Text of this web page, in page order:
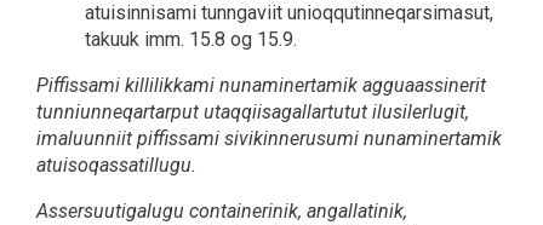
atuisinnisami tunngaviit unioqqutinneqarsimasut,
takuuk imm. 15.8 og 15.9.
Piffissami killilikkami nunaminertamik agguaassinerit
tunniunneqartarput utaqqiisagallartutut ilusilerlugit,
imaluunniit piffissami sivikinnerusumi nunaminertamik
atuisoqassatillugu.
Assersuutigalugu containerinik, angallatinik,